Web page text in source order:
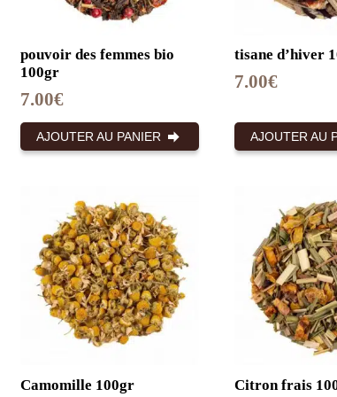
pouvoir des femmes bio
100gr
7.00€
AJOUTER AU PANIER
tisane d’hiver
7.00€
AJOUTER AU
Camomille 100gr Citron frais